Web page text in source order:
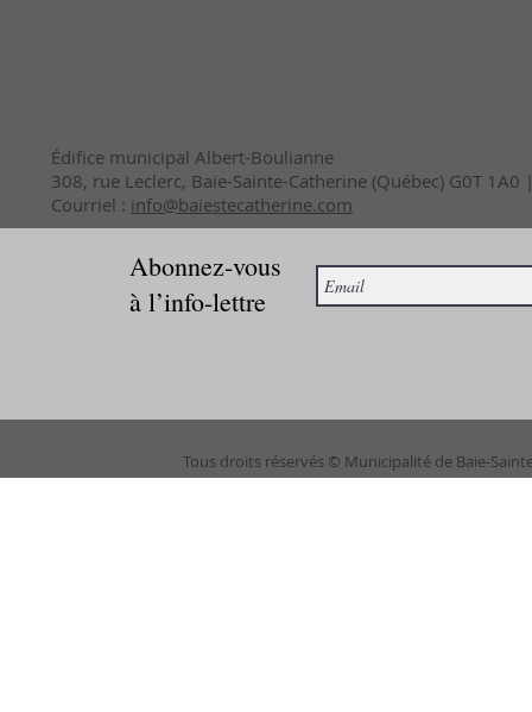
Édifice municipal Albert-Boulianne
308, rue Leclerc, Baie-Sainte-Catherine (Québec) G0T
Courriel : info@baiestecatherine.com
Abonnez-vous
à l’info-lettre
Tous droits réservés © Municipalité de Baie-